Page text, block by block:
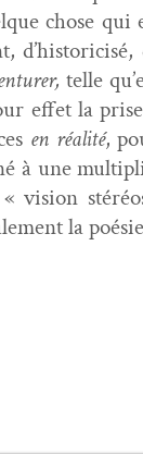
chose qui
telle
effet la
en réal­ité,
à une
la